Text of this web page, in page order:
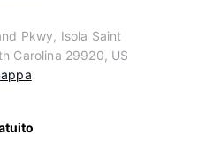
Pkwy, Isola Saint
Carolina 29920, US